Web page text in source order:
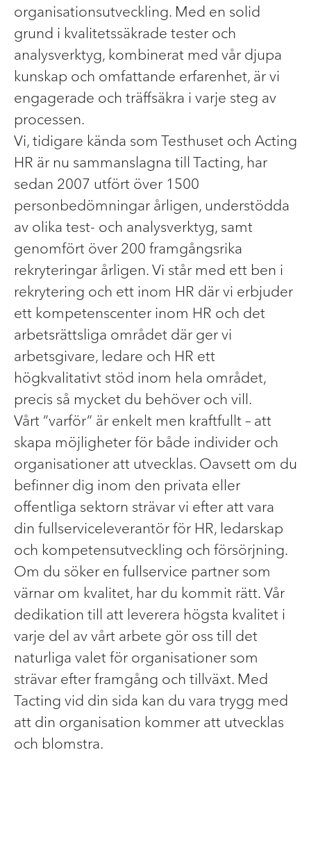
organisationsutveckling. Med en solid
grund i kvalitetssäkrade tester och
analysverktyg, kombinerat med vår djupa
kunskap och omfattande erfarenhet, är vi
engagerade och träffsäkra i varje steg av
processen.
Vi, tidigare kända som Testhuset och Acting
HR är nu sammanslagna till Tacting, har
sedan 2007 utfört över 1500
personbedömningar årligen, understödda
av olika test- och analysverktyg, samt
genomfört över 200 framgångsrika
rekryteringar årligen. Vi står med ett ben i
rekrytering och ett inom HR där vi erbjuder
ett kompetenscenter inom HR och det
arbetsrättsliga området där ger vi
arbetsgivare, ledare och HR ett
högkvalitativt stöd inom hela området,
precis så mycket du behöver och vill.
Vårt ”varför” är enkelt men kraftfullt – att
skapa möjligheter för både individer och
organisationer att utvecklas. Oavsett om du
befinner dig inom den privata eller
offentliga sektorn strävar vi efter att vara
din fullserviceleverantör för HR, ledarskap
och kompetensutveckling och försörjning.
Om du söker en fullservice partner som
värnar om kvalitet, har du kommit rätt. Vår
dedikation till att leverera högsta kvalitet i
varje del av vårt arbete gör oss till det
naturliga valet för organisationer som
strävar efter framgång och tillväxt. Med
Tacting vid din sida kan du vara trygg med
att din organisation kommer att utvecklas
och blomstra.